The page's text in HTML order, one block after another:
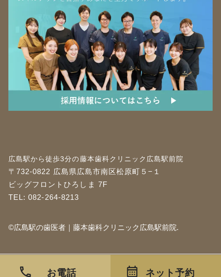
お電話 ネット予約
広島駅から徒歩3分の藤本歯科クリニック広島駅前院
〒732-0822 広島県広島市南区松原町５−１
ビッグフロントひろしま 7F
TEL:082-264-8213
©広島駅の歯医者｜藤本歯科クリニック広島駅前院.